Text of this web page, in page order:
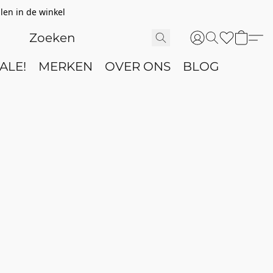
in de winkel
MERKEN OVER ONS BLOG